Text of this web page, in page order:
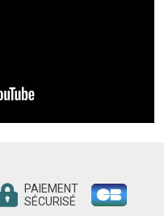
PAIEMENT
SÉCURISÉ